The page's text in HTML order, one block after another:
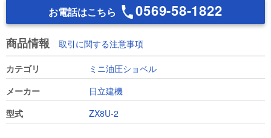
お電話はこちら 0569-58-1822
商品情報 取引に関する注意事項
カテゴリ
ミニ油圧ショベル
メーカー
日立建機
型式
ZX8U-2